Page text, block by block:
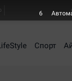
Спорт
4